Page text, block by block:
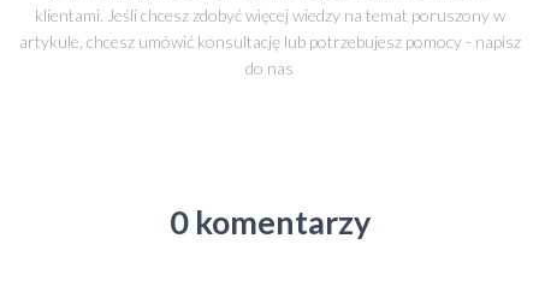
klientami. Jeśli chcesz zdobyć więcej wiedzy na temat poruszony w
artykule, chcesz umówić konsultację lub potrzebujesz pomocy - napisz
do nas
0 komentarzy